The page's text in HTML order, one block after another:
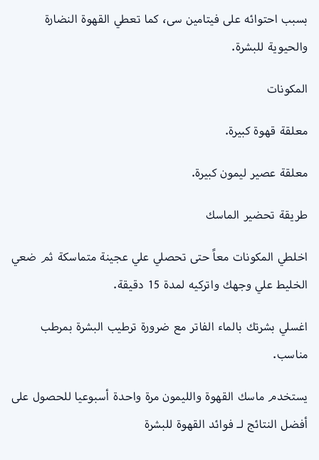
بسبب احتوائه على فيتامين سى، كما تعطي القهوة النضارة
والحيوية للبشرة.
المكونات
معلقة قهوة كبيرة.
معلقة عصير ليمون كبيرة.
طريقة تحضير الماسك
اخلطي المكونات معاً حتى تحصلي علي عجينة متماسكة ثم ضعي
الخليط علي وجهك واتركيه لمدة 15 دقيقة.
اغسلي بشرتك بالماء الفاتر مع ضرورة ترطيب البشرة بمرطب
مناسب.
يستخدم ماسك القهوة والليمون مرة واحدة أسبوعيا للحصول على
أفضل النتائج لـ فوائد القهوة للبشرة